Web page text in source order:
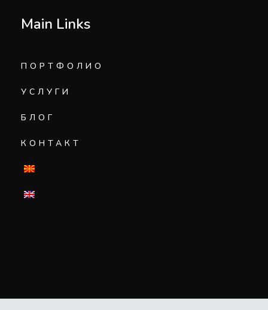
Main Links
ПОРТФОЛИО
УСЛУГИ
БЛОГ
КОНТАКТ